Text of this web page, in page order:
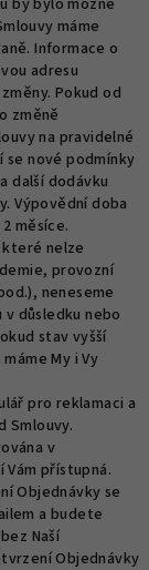
by bylo možné
máme
Informace o
adresu
Pokud od
změně
na pravidelné
se nové podmínky
další dodávku
Výpovědní doba
měsíce.
nelze
provozní
neneseme
důsledku nebo
stav vyšší
My i Vy
pro reklamaci a
Smlouvy.
v
přístupná.
Objednávky se
a budete
Naší
Objednávky